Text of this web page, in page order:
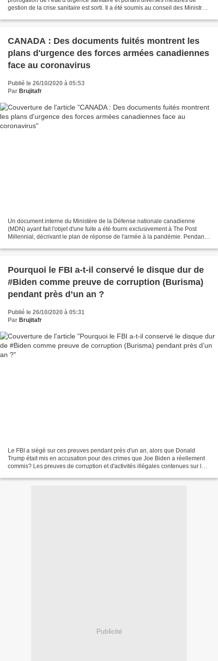
gestion de la crise sanitaire est sorti. Il a été soumis au conseil des Ministres
CANADA : Des documents fuités montrent les
plans d'urgence des forces armées canadiennes
face au coronavirus
Publié le 26/10/2020 à 05:53
Par Brujitafr
Un document interne du Ministère de la Défense nationale canadienne
(MDN) ayant fait l'objet d'une fuite a été fourni exclusivement à The Post
Millennial, décrivant le plan de réponse de l'armée à la pandémie. Pendant
Pourquoi le FBI a-t-il conservé le disque dur de
#Biden comme preuve de corruption (Burisma)
pendant près d’un an ?
Publié le 26/10/2020 à 05:31
Par Brujitafr
Le FBI a siégé sur ces preuves pendant près d'un an, alors que Donald
Trump était mis en accusation pour des crimes que Joe Biden a réellement
commis? Les preuves de corruption et d'activités illégales contenues sur le
Publicité